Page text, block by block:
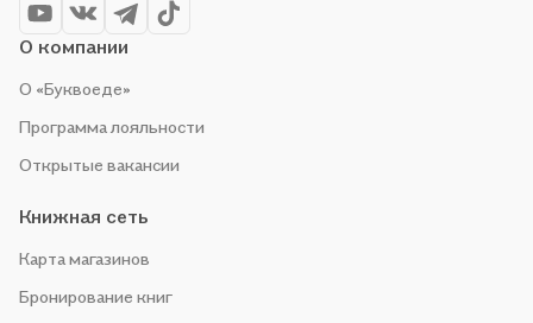
О компании
О «Буквоеде»
Программа лояльности
Открытые вакансии
Книжная сеть
Карта магазинов
Бронирование книг